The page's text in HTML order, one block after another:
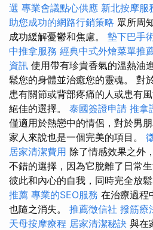
選 專業會議點心供應 新北按摩服
助您成功的網路行銷策略 眾所周
成功緩解憂鬱和焦慮。 墊下巴手
中推拿服務 經典中式外燴菜單推
資訊 使用帶有珍貴香氣的溫熱油
鬆您的身體並治癒您的靈魂。 對
患有關節或背部疼痛的人或患有
絕佳的選擇。 泰國簽證申請 推拿
僅適用於熱戀中的情侶，對於男
家人來說也是一個完美的項目。
居家清潔費用 除了情感效果之外
不錯的選擇，因為它脫離了日常
彼此和內心的自我，同時完全放鬆
推薦 專業的SEO服務 在治療過程
也隨之消失。 推薦徵信社 撥筋療
天母按摩療程 居家清潔秘訣 與在